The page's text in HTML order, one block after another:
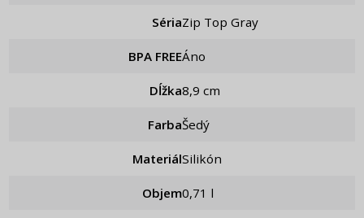
Séria Zip Top Gray
BPA FREE Áno
Dĺžka 8,9 cm
Farba Šedý
Materiál Silikón
Objem 0,71 l